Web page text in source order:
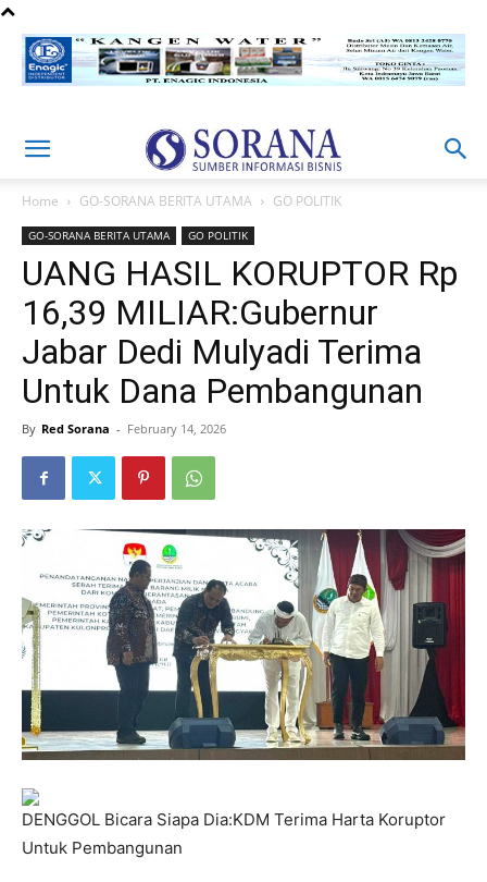
Home GO-SORANA BERITA UTAMA GO POLITIK
GO-SORANA BERITA UTAMA GO POLITIK
UANG HASIL KORUPTOR Rp
16,39 MILIAR:Gubernur
Jabar Dedi Mulyadi Terima
Untuk Dana Pembangunan
By Red Sorana - February 14, 2026
DENGGOL Bicara Siapa Dia:KDM Terima Harta Koruptor
Untuk Pembangunan